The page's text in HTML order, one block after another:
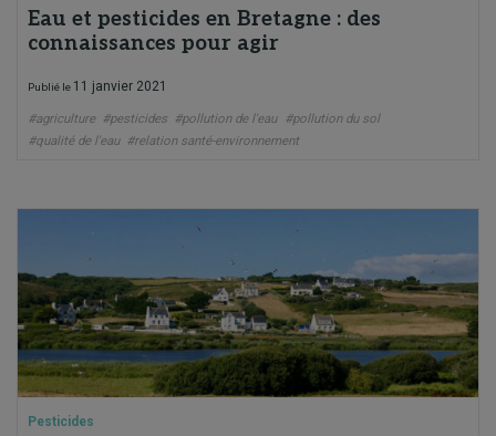
Eau et pesticides en Bretagne : des
connaissances pour agir
Publié le 11 janvier 2021
#agriculture #pesticides #pollution de l'eau
#pollution du sol
#qualité de l'eau
#relation santé-environnement
Pesticides